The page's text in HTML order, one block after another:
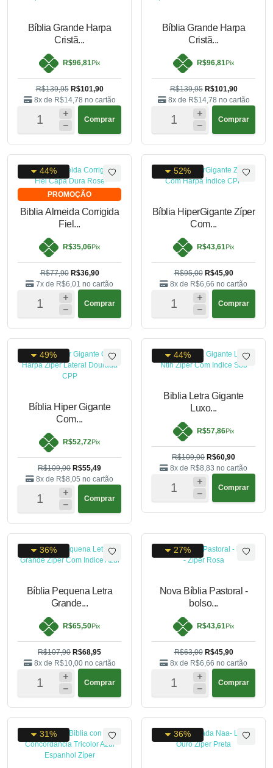
Bíblia Grande Harpa
Cristã...
R$96,81Pix
R$139,95 R$101,90
8x de R$14,78 no cartão
Comprar
Bíblia Grande Harpa
Cristã...
R$96,81Pix
R$139,95 R$101,90
8x de R$14,78 no cartão
Comprar
PROMOÇÃO
44%
Biblia Almeida Corrigida
Fiel...
R$35,06Pix
R$77,90 R$36,90
7x de R$6,01 no cartão
Comprar
52%
Bíblia HiperGigante Zíper
Com...
R$43,61Pix
R$95,00 R$45,90
8x de R$6,66 no cartão
Comprar
49%
Bíblia Hiper Gigante
Com...
R$52,72Pix
R$109,00 R$55,49
8x de R$8,05 no cartão
Comprar
44%
Biblia Letra Gigante
Luxo...
R$57,86Pix
R$109,00 R$60,90
8x de R$8,83 no cartão
Comprar
36%
Bíblia Pequena Letra
Grande...
R$65,50Pix
R$107,90 R$68,95
8x de R$10,00 no cartão
Comprar
27%
Nova Bíblia Pastoral -
bolso...
R$43,61Pix
R$63,00 R$45,90
8x de R$6,66 no cartão
Comprar
31% 36%